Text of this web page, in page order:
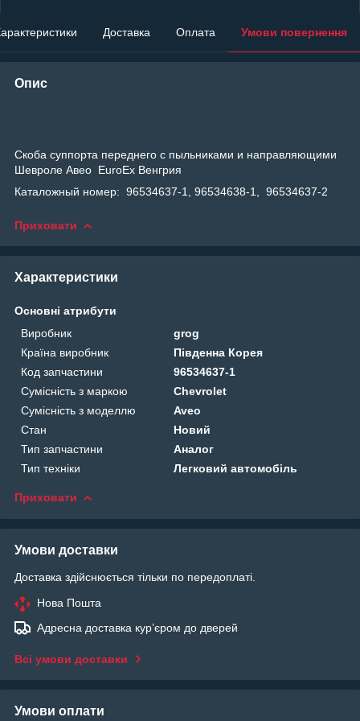
Доставка Оплата Умови повернення
Опис
Скоба суппорта переднего с пыльниками и направляющими
Шевроле Авео EuroEx Венгрия
Каталожный номер: 96534637-1, 96534638-1, 96534637-2
Приховати
Характеристики
Основні атрибути
Виробник
grog
Країна виробник
Південна Корея
Код запчастини
96534637-1
Сумісність з маркою
Chevrolet
Сумісність з моделлю
Aveo
Стан
Новий
Тип запчастини
Аналог
Тип техніки
Легковий автомобіль
Приховати
Умови доставки
Доставка здійснюється тільки по передоплаті.
Нова Пошта
Адресна доставка курʼєром до дверей
Всі умови доставки
Умови оплати